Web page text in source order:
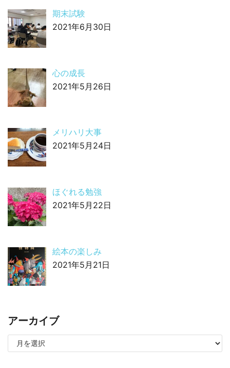
期末試験
2021年6月30日
心の成長
2021年5月26日
メリハリ大事
2021年5月24日
ほぐれる勉強
2021年5月22日
絵本の楽しみ
2021年5月21日
アーカイブ